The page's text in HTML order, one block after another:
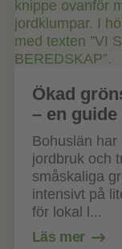
Ökad
– en
Bohuslän
jordbruk och
småskaliga
intensivt på
för lokal l...
Läs mer